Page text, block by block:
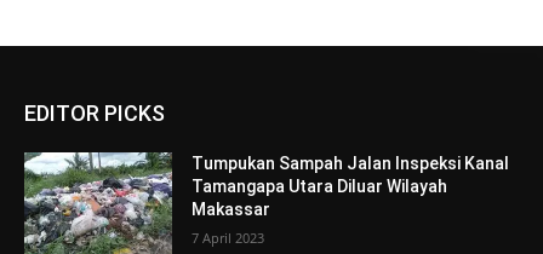
EDITOR PICKS
Tumpukan Sampah Jalan Inspeksi Kanal
Tamangapa Utara Diluar Wilayah
Makassar
7 April 2023